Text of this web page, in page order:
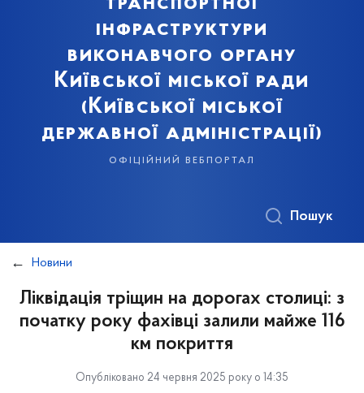
інфраструктури
виконавчого органу
Київської міської ради
(Київської міської
державної адміністрації)
офіційний вебпортал
Пошук
Новини
Ліквідація тріщин на дорогах столиці: з
початку року фахівці залили майже 116
км покриття
Опубліковано 24 червня 2025 року о 14:35